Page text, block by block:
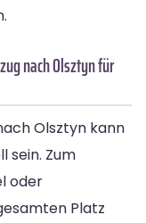
nach Olsztyn für
Olsztyn kann
sein. Zum
oder
Platz